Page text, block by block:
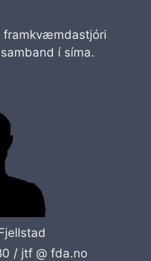
framkvæmdastjóri
í síma.
/ jtf @ fda.no